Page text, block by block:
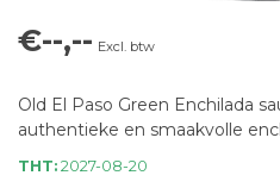
€--,-- Excl. btw
Old El Paso Green Enchilada
authentieke en smaakvolle
THT: 2027-08-20